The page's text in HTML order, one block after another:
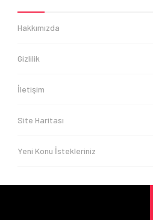
Hakkımızda
Gizlilik
İletişim
Site Haritası
Yeni Konu İstekleriniz